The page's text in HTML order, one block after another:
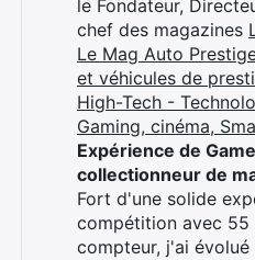
le Fondateur,
chef des magazines
Le Mag Auto
et véhicules de
High-Tech -
Gaming, cinéma,
Expérience de
collectionneur de
Fort d'une solide
compétition avec 55
compteur, j'ai évolué